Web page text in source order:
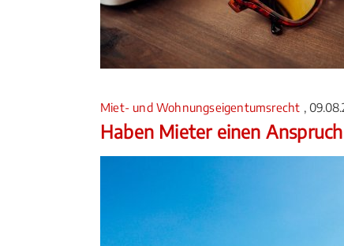
Miet- und Wohnungseigentumsrecht ,
Haben Mieter einen